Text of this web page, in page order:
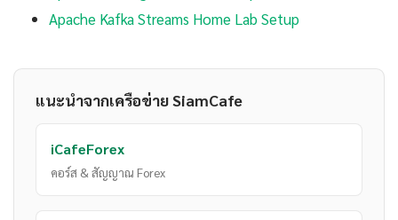
Apache Kafka Streams Home Lab Setup
แนะนำจากเครือข่าย SiamCafe
iCafeForex
คอร์ส & สัญญาณ Forex